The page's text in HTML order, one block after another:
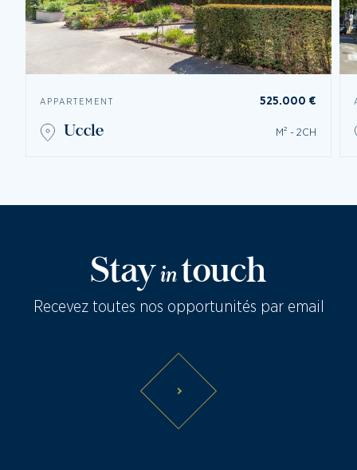
APPARTEMENT 525.000 €
uccle M² - 2CH
Stayin touch
Recevez toutes nos opportunités par email